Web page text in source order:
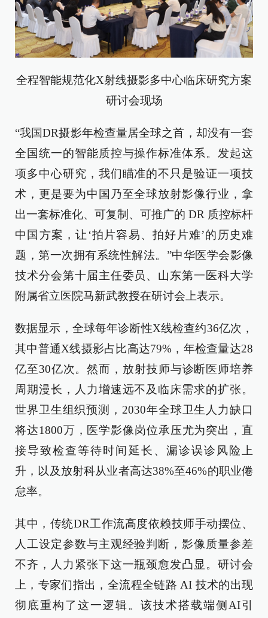
全程智能规范化X射线摄影多中心临床研究方案
研讨会现场
“我国DR摄影年检查量居全球之首，却没有一套
全国统一的智能质控与操作标准体系。发起这
项多中心研究，我们瞄准的不只是验证一项技
术，更是要为中国乃至全球放射影像行业，拿
出一套标准化、可复制、可推广的 DR 质控标杆
中国方案，让‘拍片容易、拍好片难’的历史难
题，第一次拥有系统性解法。”中华医学会影像
技术分会第十届主任委员、山东第一医科大学
附属省立医院马新武教授在研讨会上表示。
数据显示，全球每年诊断性X线检查约36亿次，
其中普通X线摄影占比高达79%，年检查量达28
亿至30亿次。然而，放射技师与诊断医师培养
周期漫长，人力增速远不及临床需求的扩张。
世界卫生组织预测，2030年全球卫生人力缺口
将达1800万，医学影像岗位承压尤为突出，直
接导致检查等待时间延长、漏诊误诊风险上
升，以及放射科从业者高达38%至46%的职业倦
怠率。
其中，传统DR工作流高度依赖技师手动摆位、
人工设定参数与主观经验判断，影像质量参差
不齐，人力紧张下这一瓶颈愈发凸显。研讨会
上，专家们指出，全流程全链路 AI 技术的出现
彻底重构了这一逻辑。该技术搭载端侧AI引